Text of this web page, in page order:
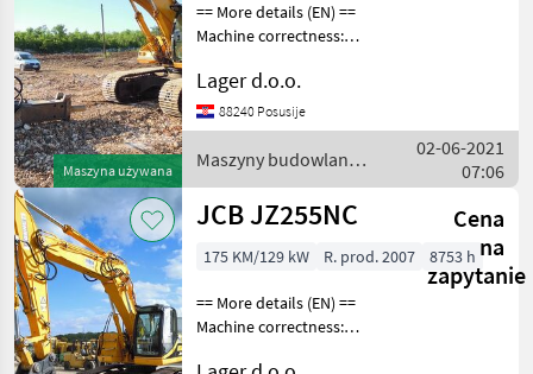
Maszyna używana
== More details (EN) ==
Machine correctness:
installation loading bucket
capacity 1.8m3 working
signalization Maszyny
budowlane Kopar
Lager d.o.o.
88240 Posusije
Maszyny budowlane /
JCB
02-06-2021
07:06
JCB JZ255NC
Cena
na
zapytanie
175 KM/129 kW R. prod. 2007 8753 h
== More details (EN) ==
Machine correctness: